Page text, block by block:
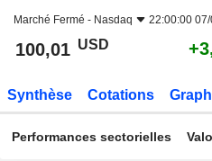
Marché Fermé - Nasdaq 22:00:00
100,01 USD
Synthèse Cotations
Performances sectorielles